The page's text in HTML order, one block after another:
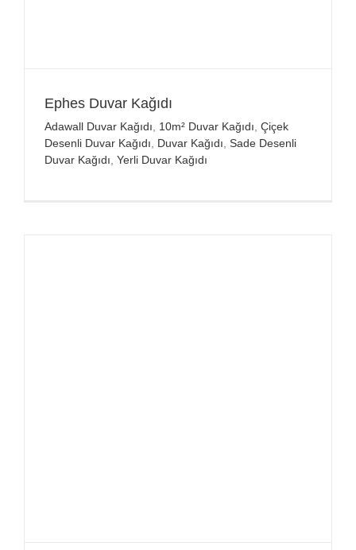
Ephes Duvar Kağıdı
Adawall Duvar Kağıdı, 10m² Duvar Kağıdı, Çiçek
Desenli Duvar Kağıdı, Duvar Kağıdı, Sade Desenli
Duvar Kağıdı, Yerli Duvar Kağıdı